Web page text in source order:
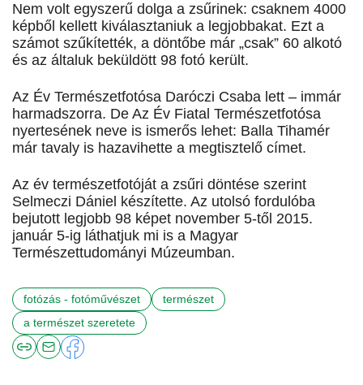
Nem volt egyszerű dolga a zsűrinek: csaknem 4000
képből kellett kiválasztaniuk a legjobbakat. Ezt a
számot szűkítették, a döntőbe már „csak” 60 alkotó
és az általuk beküldött 98 fotó került.
Az Év Természetfotósa Daróczi Csaba lett – immár
harmadszorra. De Az Év Fiatal Természetfotósa
nyertesének neve is ismerős lehet: Balla Tihamér
már tavaly is hazavihette a megtisztelő címet.
Az év természetfotóját a zsűri döntése szerint
Selmeczi Dániel készítette. Az utolsó fordulóba
bejutott legjobb 98 képet november 5-től 2015.
január 5-ig láthatjuk mi is a Magyar
Természettudományi Múzeumban.
fotózás - fotóművészet
természet
a természet szeretete